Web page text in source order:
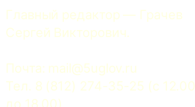
Главный редактор — Грачев
Сергей Викторович.
Почта: mail@5uglov.ru
Тел. 8 (812) 274-35-25 (c 12.00
до 18.00)